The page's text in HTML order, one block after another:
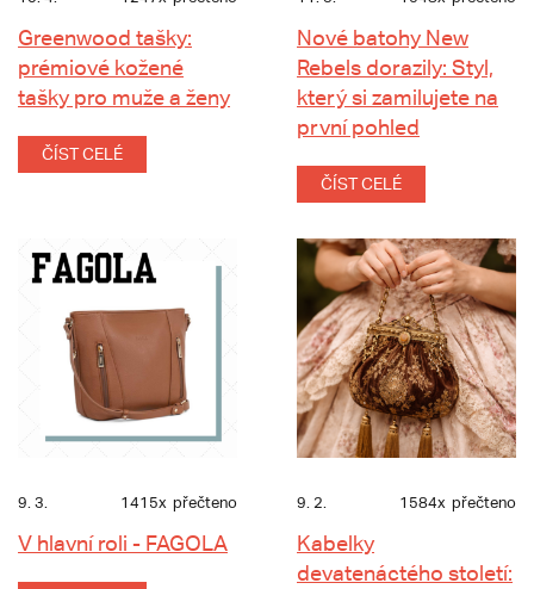
Greenwood tašky:
prémiové kožené
tašky pro muže a ženy
ČÍST CELÉ
Nové batohy New
Rebels dorazily: Styl,
který si zamilujete na
první pohled
ČÍST CELÉ
9. 3. 1415x přečteno
V hlavní roli - FAGOLA
9. 2. 1584x přečteno
Kabelky
devatenáctého století: